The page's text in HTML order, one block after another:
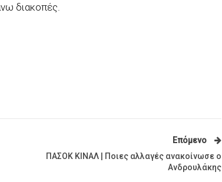
διακοπές.
Επόμενο
ΠΑΣΟΚ ΚΙΝΑΛ | Ποιες αλλαγές ανακοίνωσε ο
Ανδρουλάκης